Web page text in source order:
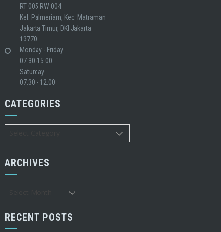
RT 005 RW 004
Kel. Palmeriam, Kec. Matraman
Jakarta Timur, DKI Jakarta
13770
Monday - Friday
07.30-15.00
Saturday
07.30 - 12.00
CATEGORIES
ARCHIVES
RECENT POSTS